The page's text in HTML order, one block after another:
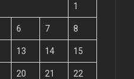
1
6 7 8
13 14 15
20 21 22